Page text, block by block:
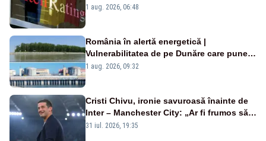
„BBB-” cu perspectivă negativă
1 aug. 2026, 06:48
România în alertă energetică |
Vulnerabilitatea de pe Dunăre care pune
în pericol Centrala Cernavodă era
1 aug. 2026, 09:32
Cristi Chivu, ironie savuroasă înainte de
Inter – Manchester City: „Ar fi frumos să
mai cumpărați și de la noi”
31 iul. 2026, 19:35